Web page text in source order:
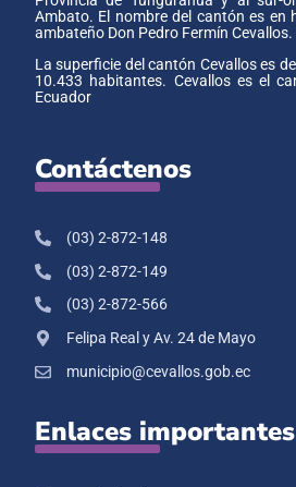
Ambato. El nombre del cantón es en
ambateño Don Pedro Fermín Cevallos.
La superficie del cantón Cevallos es
10.433 habitantes. Cevallos es el
Ecuador
Contáctenos
(03) 2-872-148
(03) 2-872-149
(03) 2-872-566
Felipa Real y Av. 24 de Mayo
municipio@cevallos.gob.ec
Enlaces importantes